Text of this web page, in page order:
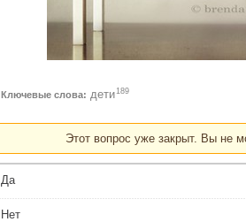
Ключевые слова: дети189
Этот вопрос уже закрыт. Вы не
Да
Нет